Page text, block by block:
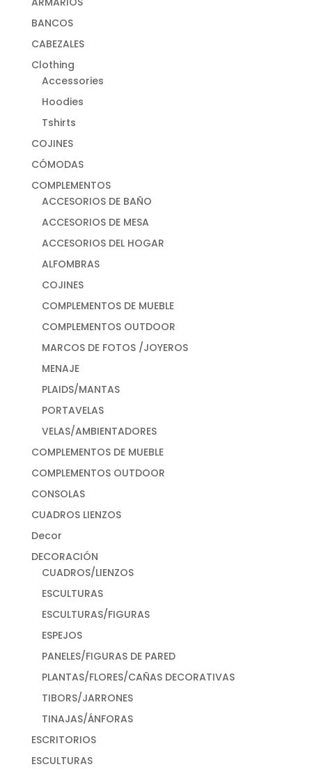
BANCOS
CABEZALES
Clothing
Accessories
Hoodies
Tshirts
COJINES
CÓMODAS
COMPLEMENTOS
ACCESORIOS DE BAÑO
ACCESORIOS DE MESA
ACCESORIOS DEL HOGAR
ALFOMBRAS
COJINES
COMPLEMENTOS DE MUEBLE
COMPLEMENTOS OUTDOOR
MARCOS DE FOTOS /JOYEROS
MENAJE
PLAIDS/MANTAS
PORTAVELAS
VELAS/AMBIENTADORES
COMPLEMENTOS DE MUEBLE
COMPLEMENTOS OUTDOOR
CONSOLAS
CUADROS LIENZOS
Decor
DECORACIÓN
CUADROS/LIENZOS
ESCULTURAS
ESCULTURAS/FIGURAS
ESPEJOS
PANELES/FIGURAS DE PARED
PLANTAS/FLORES/CAÑAS DECORATIVAS
TIBORS/JARRONES
TINAJAS/ÁNFORAS
ESCRITORIOS
ESCULTURAS